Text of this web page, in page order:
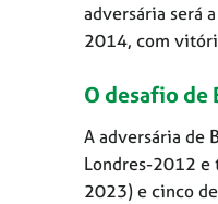
adversária será
2014, com
O desafio de
A adversária de
Londres-2012 e
2023) e cinco